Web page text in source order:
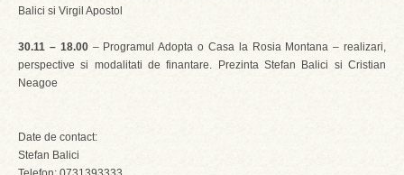
Balici si Virgil Apostol
30.11 – 18.00– Programul Adopta o Casa la Rosia Montana – realizari,
perspective si modalitati de finantare. Prezinta Stefan Balici si Cristian
Neagoe
Date de contact:
Stefan Balici